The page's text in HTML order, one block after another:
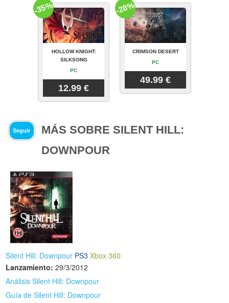
HOLLOW KNIGHT:
SILKSONG
PC
12.99 €
-35%
CRIMSON DESERT
PC
49.99 €
-28%
Seguir
MÁS SOBRE SILENT HILL:
DOWNPOUR
Silent Hill: Downpour PS3 Xbox 360
Lanzamiento: 29/3/2012
Análisis Silent Hill: Downpour
Guía de Silent Hill: Downpour